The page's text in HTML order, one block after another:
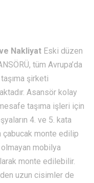
Nakliyat Eski düzen
tüm Avrupa’da
şirketi
Asansör kolay
taşıma işleri için
4. ve 5. kata
çabucak monte edilip
olmayan mobilya
monte edilebilir.
uzun cisimler de